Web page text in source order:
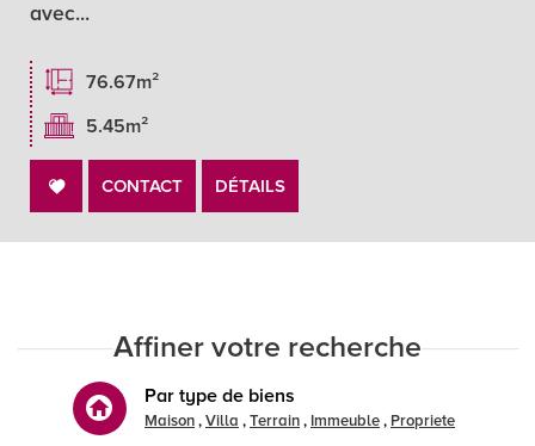
avec...
76.67m²
5.45m²
CONTACT DÉTAILS
Affiner votre recherche
Par type de biens
Maison Villa Terrain Immeuble Propriete